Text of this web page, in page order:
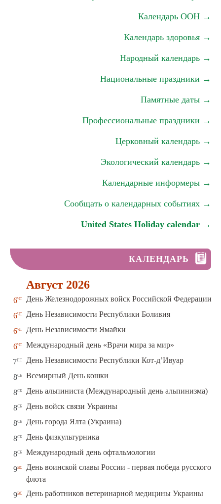
Календарь ООН →
Календарь здоровья →
Народный календарь →
Национальные праздники →
Памятные даты →
Профессиональные праздники →
Церковный календарь →
Экологический календарь →
Календарные информеры →
Сообщать о календарных событиях →
United States Holiday calendar →
КАЛЕНДАРЬ
Август 2026
6чт День Железнодорожных войск Российской Федерации
6чт День Независимости Республики Боливия
6чт День Независимости Ямайки
6чт Международный день «Врачи мира за мир»
7пт День Независимости Республики Кот-д’Ивуар
8сб Всемирный День кошки
8сб День альпиниста (Международный день альпинизма)
8сб День войск связи Украины
8сб День города Ялта (Украина)
8сб День физкультурника
8сб Международный день офтальмологии
9вс
День воинской славы России - первая победа русского
флота
9вс День работников ветеринарной медицины Украины